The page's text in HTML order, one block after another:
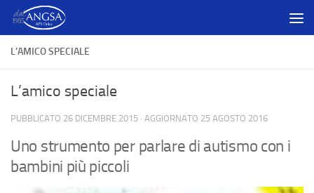
Salta al contenuto
L’AMICO SPECIALE
L’amico speciale
PUBBLICATO 26 DICEMBRE 2015 · AGGIORNATO 25 AGOSTO 2016
Uno strumento per parlare di autismo con i
bambini più piccoli